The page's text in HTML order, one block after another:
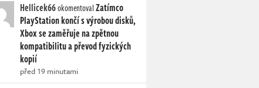
Hellicek66okomentovalZatímco
PlayStation končí s výrobou disků,
Xbox se zaměřuje na zpětnou
kompatibilitu a převod fyzických
kopií
před 19 minutami